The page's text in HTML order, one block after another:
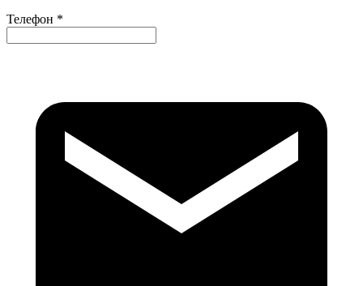
Телефон *